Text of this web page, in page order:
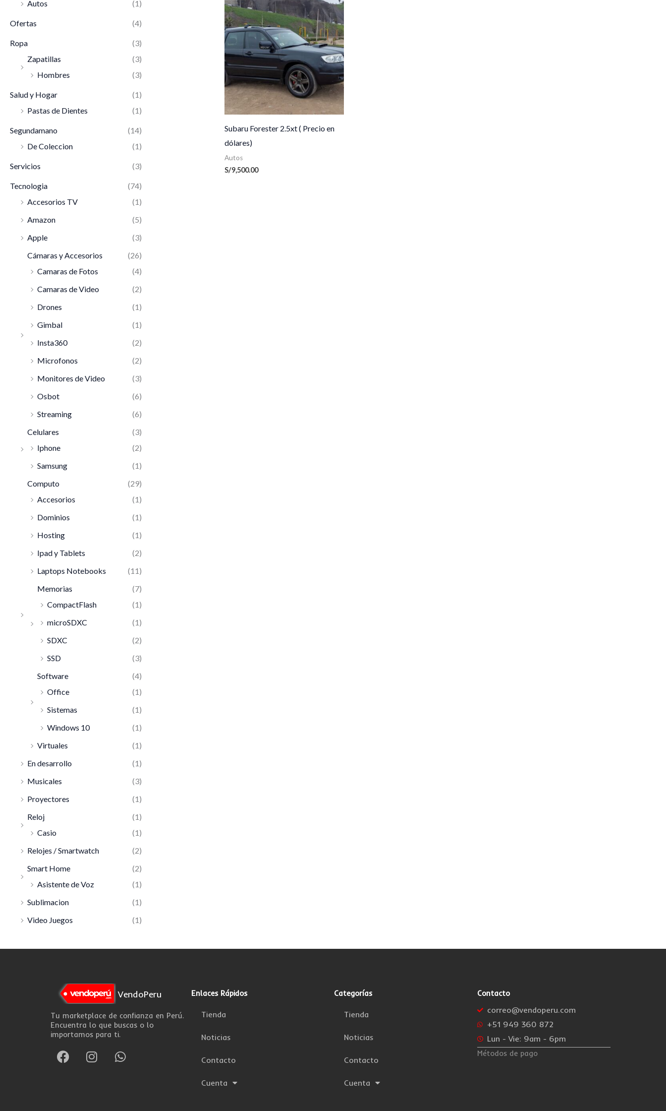
Autos
(1)
Ofertas (4)
Ropa
(3)
Zapatillas
(3)
Hombres
(3)
Salud y Hogar
(1)
Pastas de Dientes
(1)
Segundamano
(14)
De Coleccion
(1)
Servicios (3)
Tecnologia
(74)
Accesorios TV
(1)
Amazon
(5)
Apple
(3)
Cámaras y Accesorios
(26)
Camaras de Fotos
(4)
Camaras de Video
(2)
Drones
(1)
Gimbal
(1)
Insta360
(2)
Microfonos
(2)
Monitores de Video
(3)
Osbot
(6)
Streaming
(6)
Celulares
(3)
Iphone
(2)
Samsung
(1)
Computo
(29)
Accesorios
(1)
Dominios
(1)
Hosting
(1)
Ipad y Tablets
(2)
Laptops Notebooks
(11)
Memorias
(7)
CompactFlash
(1)
microSDXC
(1)
SDXC
(2)
SSD
(3)
Software
(4)
Office
(1)
Sistemas
(1)
Windows 10
(1)
Virtuales
(1)
En desarrollo
(1)
Musicales
(3)
Proyectores
(1)
Reloj
(1)
Casio
(1)
Relojes / Smartwatch
(2)
Smart Home
(2)
Asistente de Voz
(1)
Sublimacion
(1)
Video Juegos
(1)
Subaru Forester 2.5xt ( Precio en
dólares)
Autos
S/9,500.00
VendoPeru
Tu marketplace de confianza en Perú.
Encuentra lo que buscas o lo
importamos para ti.
F
a
I
n
W
h
Enlaces Rápidos
Tienda
Noticias
Contacto
Cuenta
Categorías
Tienda
Noticias
Contacto
Cuenta
Contacto
correo@vendoperu.com
+51 949 360 872
Lun - Vie: 9am - 6pm
Métodos de pago